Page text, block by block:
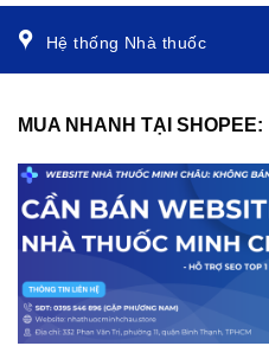
Hệ thống Nhà thuốc
MUA NHANH TẠI SHOPEE: